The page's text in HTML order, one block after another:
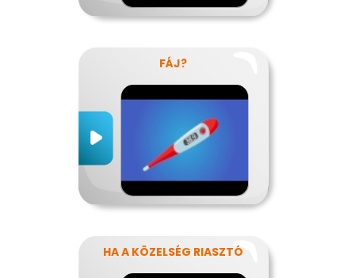
FÁJ?
HA A KÖZELSÉG RIASZTÓ